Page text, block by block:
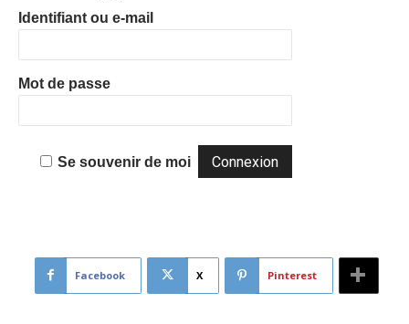
Identifiant ou e-mail
Mot de passe
Se souvenir de moi
Facebook X Pinterest